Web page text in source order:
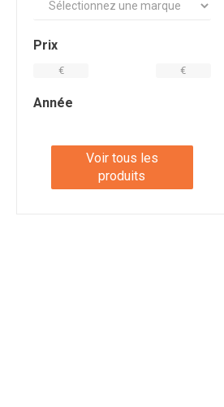
Prix
€ €
Année
Voir tous les
produits